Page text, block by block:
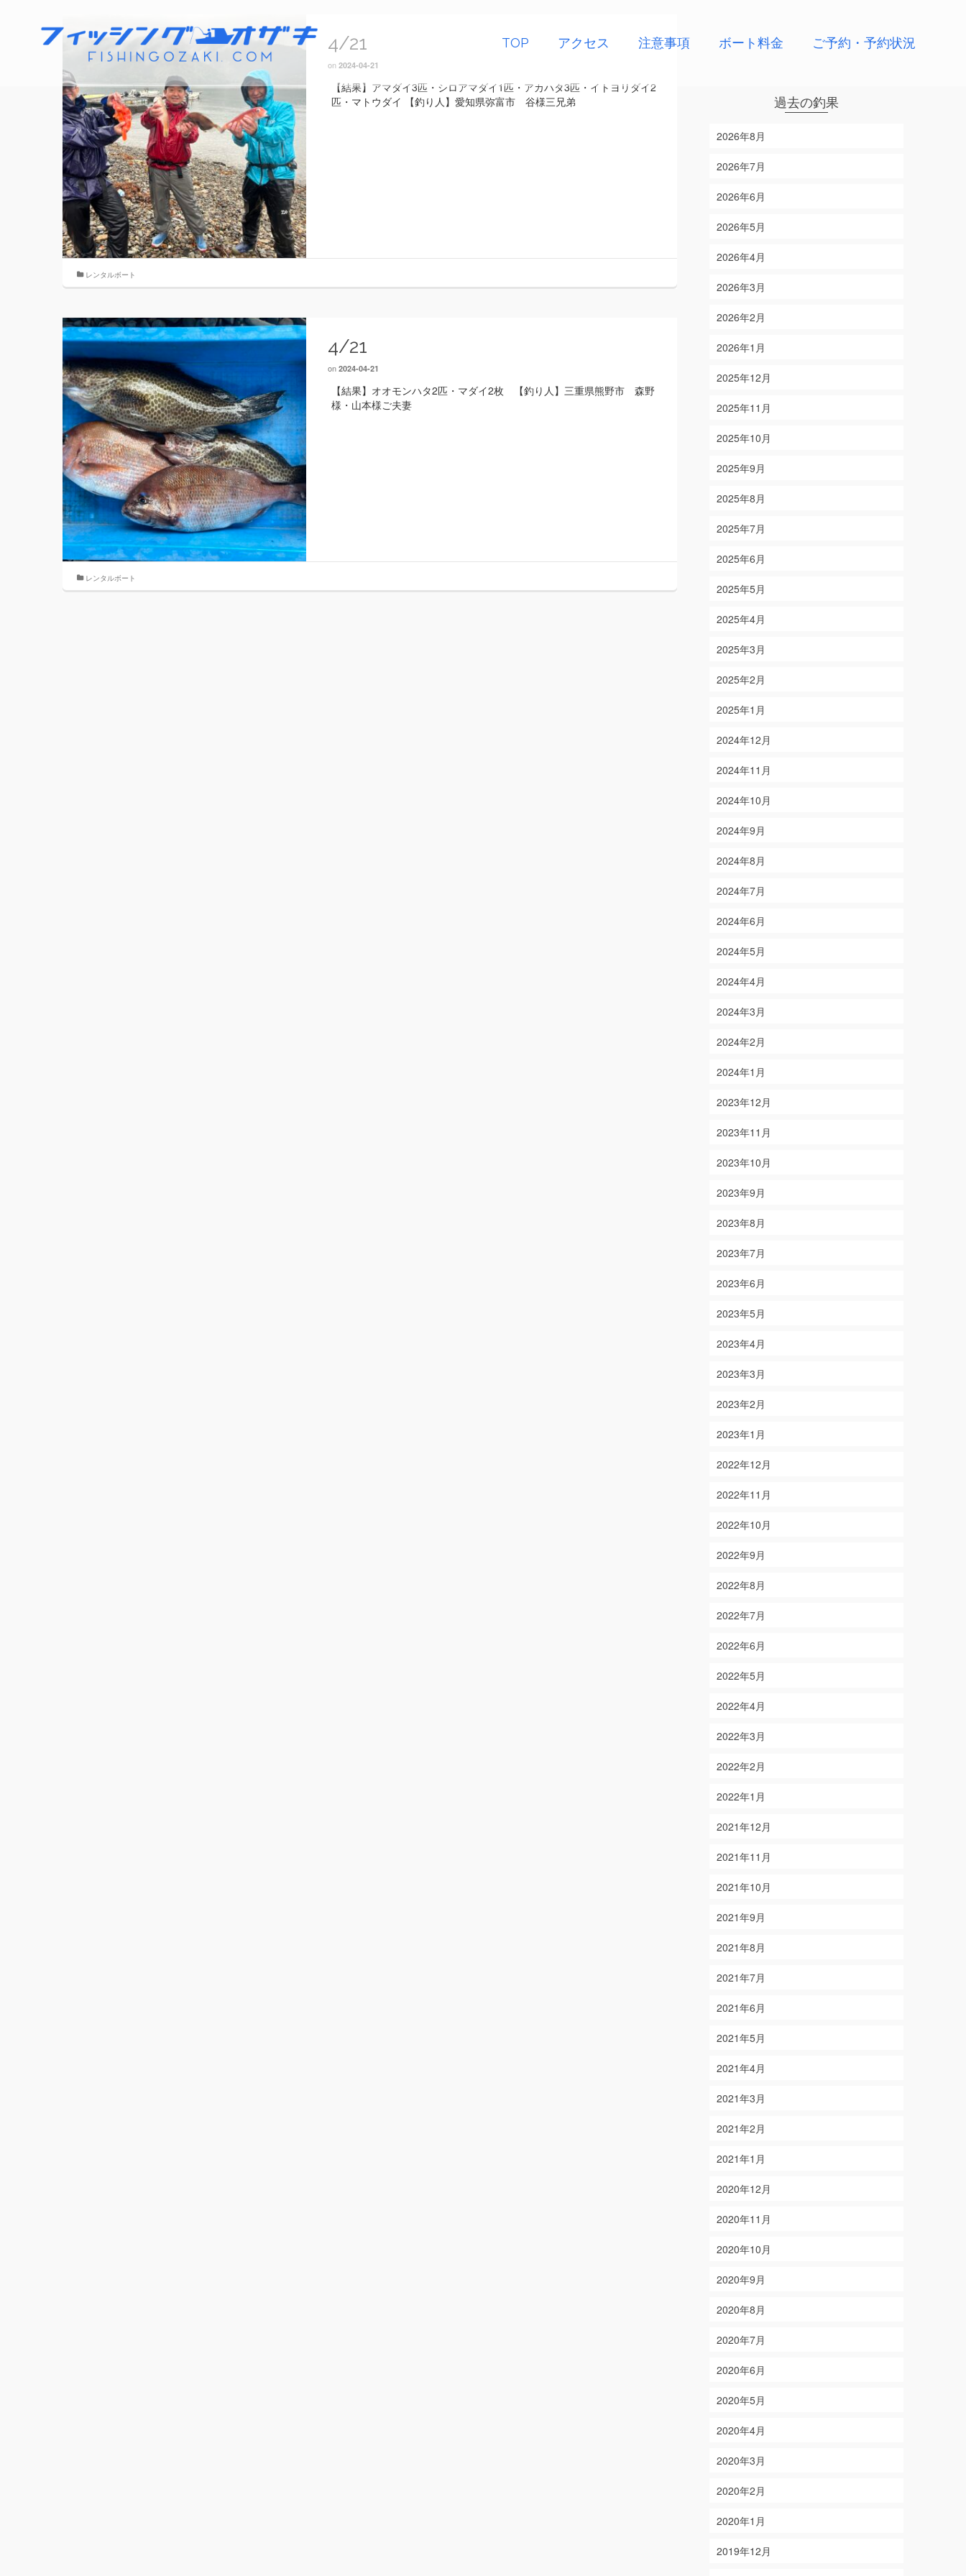
TOP アクセス 注意事項 ボート料金 ご予約・予約状況
4/21
on 2024-04-21
【結果】アマダイ3匹・シロアマダイ1匹・アカハタ3匹・イトヨリダイ2
匹・マトウダイ 【釣り人】愛知県弥富市 谷様三兄弟
レンタルボート
4/21
on 2024-04-21
【結果】オオモンハタ2匹・マダイ2枚 【釣り人】三重県熊野市 森野
様・山本様ご夫妻
レンタルボート
過去の釣果
2026年8月
2026年7月
2026年6月
2026年5月
2026年4月
2026年3月
2026年2月
2026年1月
2025年12月
2025年11月
2025年10月
2025年9月
2025年8月
2025年7月
2025年6月
2025年5月
2025年4月
2025年3月
2025年2月
2025年1月
2024年12月
2024年11月
2024年10月
2024年9月
2024年8月
2024年7月
2024年6月
2024年5月
2024年4月
2024年3月
2024年2月
2024年1月
2023年12月
2023年11月
2023年10月
2023年9月
2023年8月
2023年7月
2023年6月
2023年5月
2023年4月
2023年3月
2023年2月
2023年1月
2022年12月
2022年11月
2022年10月
2022年9月
2022年8月
2022年7月
2022年6月
2022年5月
2022年4月
2022年3月
2022年2月
2022年1月
2021年12月
2021年11月
2021年10月
2021年9月
2021年8月
2021年7月
2021年6月
2021年5月
2021年4月
2021年3月
2021年2月
2021年1月
2020年12月
2020年11月
2020年10月
2020年9月
2020年8月
2020年7月
2020年6月
2020年5月
2020年4月
2020年3月
2020年2月
2020年1月
2019年12月